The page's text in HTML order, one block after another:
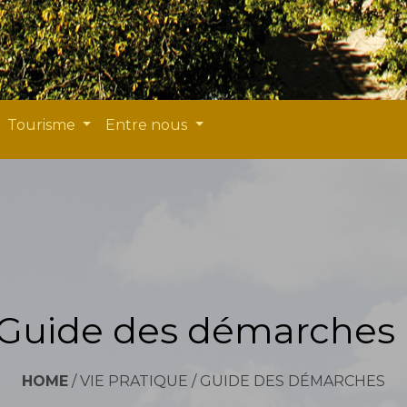
Tourisme Entre nous
des démarches
HOME /VIE PRATIQUE / GUIDE DES DÉMARCHES